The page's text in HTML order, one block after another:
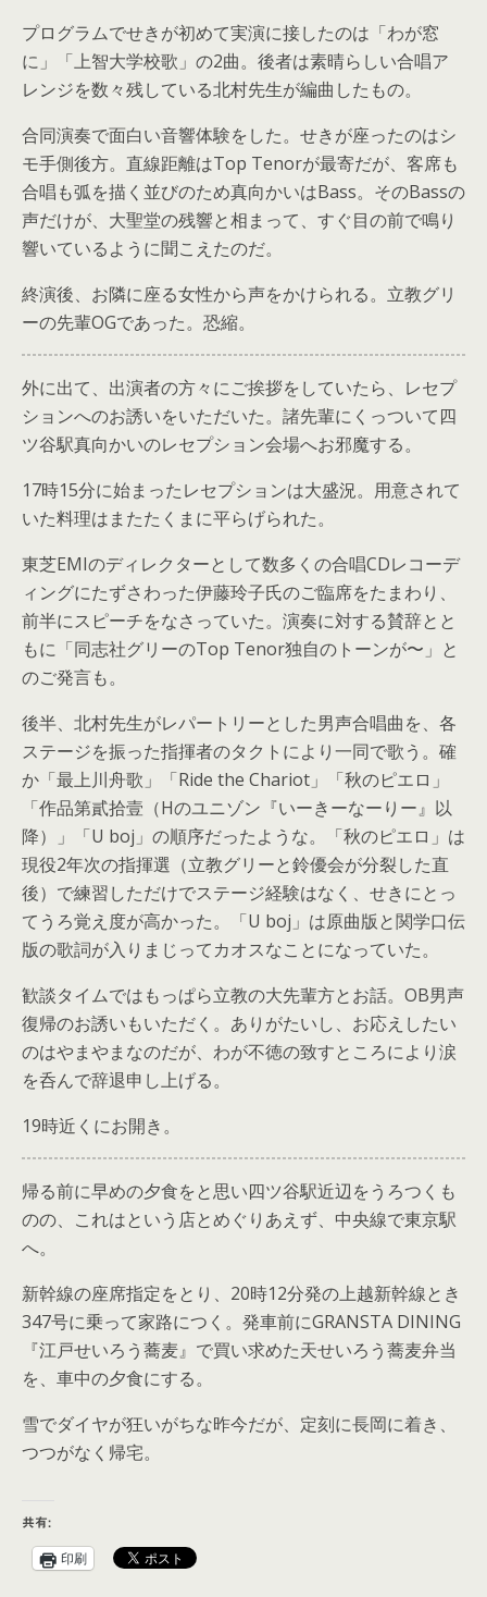
プログラムでせきが初めて実演に接したのは「わが窓
に」「上智大学校歌」の2曲。後者は素晴らしい合唱ア
レンジを数々残している北村先生が編曲したもの。
合同演奏で面白い音響体験をした。せきが座ったのはシ
モ手側後方。直線距離はTop Tenorが最寄だが、客席も
合唱も弧を描く並びのため真向かいはBass。そのBassの
声だけが、大聖堂の残響と相まって、すぐ目の前で鳴り
響いているように聞こえたのだ。
終演後、お隣に座る女性から声をかけられる。立教グリ
ーの先輩OGであった。恐縮。
外に出て、出演者の方々にご挨拶をしていたら、レセプ
ションへのお誘いをいただいた。諸先輩にくっついて四
ツ谷駅真向かいのレセプション会場へお邪魔する。
17時15分に始まったレセプションは大盛況。用意されて
いた料理はまたたくまに平らげられた。
東芝EMIのディレクターとして数多くの合唱CDレコーデ
ィングにたずさわった伊藤玲子氏のご臨席をたまわり、
前半にスピーチをなさっていた。演奏に対する賛辞とと
もに「同志社グリーのTop Tenor独自のトーンが〜」と
のご発言も。
後半、北村先生がレパートリーとした男声合唱曲を、各
ステージを振った指揮者のタクトにより一同で歌う。確
か「最上川舟歌」「Ride the Chariot」「秋のピエロ」
「作品第貳拾壹（Hのユニゾン『いーきーなーりー』以
降）」「U boj」の順序だったような。「秋のピエロ」は
現役2年次の指揮選（立教グリーと鈴優会が分裂した直
後）で練習しただけでステージ経験はなく、せきにとっ
てうろ覚え度が高かった。「U boj」は原曲版と関学口伝
版の歌詞が入りまじってカオスなことになっていた。
歓談タイムではもっぱら立教の大先輩方とお話。OB男声
復帰のお誘いもいただく。ありがたいし、お応えしたい
のはやまやまなのだが、わが不徳の致すところにより涙
を呑んで辞退申し上げる。
19時近くにお開き。
帰る前に早めの夕食をと思い四ツ谷駅近辺をうろつくも
のの、これはという店とめぐりあえず、中央線で東京駅
へ。
新幹線の座席指定をとり、20時12分発の上越新幹線とき
347号に乗って家路につく。発車前にGRANSTA DINING
『江戸せいろう蕎麦』で買い求めた天せいろう蕎麦弁当
を、車中の夕食にする。
雪でダイヤが狂いがちな昨今だが、定刻に長岡に着き、
つつがなく帰宅。
共有:
印刷